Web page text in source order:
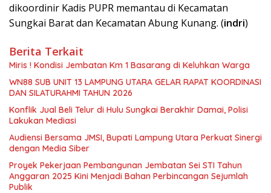
dikoordinir Kadis PUPR memantau di Kecamatan
Sungkai Barat dan Kecamatan Abung Kunang. (indri)
Berita Terkait
Miris ! Kondisi Jembatan Km 1 Basarang di Keluhkan Warga
WN88 SUB UNIT 13 LAMPUNG UTARA GELAR RAPAT KOORDINASI
DAN SILATURAHMI TAHUN 2026
Konflik Jual Beli Telur di Hulu Sungkai Berakhir Damai, Polisi
Lakukan Mediasi
Audiensi Bersama JMSI, Bupati Lampung Utara Perkuat Sinergi
dengan Media Siber
Proyek Pekerjaan Pembangunan Jembatan Sei STI Tahun
Anggaran 2025 Kini Menjadi Bahan Perbincangan Sejumlah
Publik